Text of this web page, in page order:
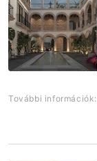
További információk: